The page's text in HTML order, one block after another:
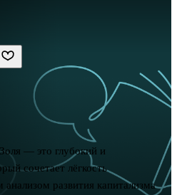
— это глубокий и
сочетает лёгкость
анализом развития капитализма